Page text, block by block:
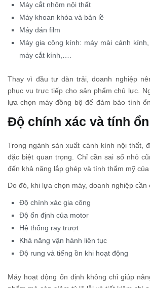
Máy cắt nhôm nội thất
Máy khoan khóa và bản lề
Máy dán film
Máy gia công kính: máy mài cánh
máy cắt kính,….
Thay vì đầu tư dàn trải, doanh nghiệp
phục vụ trực tiếp cho sản phẩm chủ lực.
lựa chọn máy đồng bộ để đảm bảo tính
Độ chính xác và tính
Trong ngành sản xuất cánh kính nội thất,
đặc biệt quan trọng. Chỉ cần sai số nhỏ
đến khả năng lắp ghép và tính thẩm mỹ của
Do đó, khi lựa chọn máy, doanh nghiệp cần
Độ chính xác gia công
Độ ổn định của motor
Hệ thống ray trượt
Khả năng vận hành liên tục
Độ rung và tiếng ồn khi hoạt động
Máy hoạt động ổn định không chỉ giúp